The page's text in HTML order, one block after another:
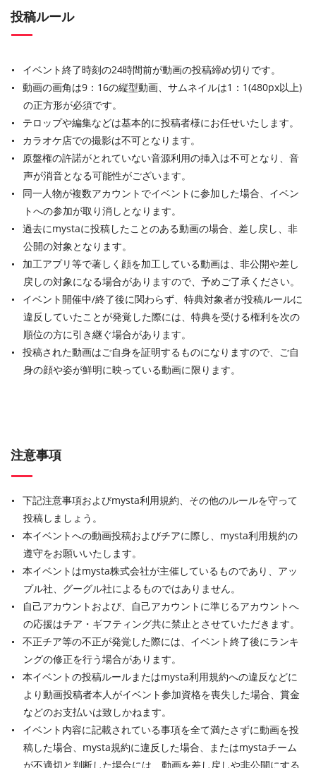
投稿ルール
イベント終了時刻の24時間前が動画の投稿締め切りです。
動画の画角は9：16の縦型動画、サムネイルは1：1(480px以上)
の正方形が必須です。
テロップや編集などは基本的に投稿者様にお任せいたします。
カラオケ店での撮影は不可となります。
原盤権の許諾がとれていない音源利用の挿入は不可となり、音
声が消音となる可能性がございます。
同一人物が複数アカウントでイベントに参加した場合、イベン
トへの参加が取り消しとなります。
過去にmystaに投稿したことのある動画の場合、差し戻し、非
公開の対象となります。
加工アプリ等で著しく顔を加工している動画は、非公開や差し
戻しの対象になる場合がありますので、予めご了承ください。
イベント開催中/終了後に関わらず、特典対象者が投稿ルールに
違反していたことが発覚した際には、特典を受ける権利を次の
順位の方に引き継ぐ場合があります。
投稿された動画はご自身を証明するものになりますので、ご自
身の顔や姿が鮮明に映っている動画に限ります。
注意事項
下記注意事項およびmysta利用規約、その他のルールを守って
投稿しましょう。
本イベントへの動画投稿およびチアに際し、mysta利用規約の
遵守をお願いいたします。
本イベントはmysta株式会社が主催しているものであり、アッ
プル社、グーグル社によるものではありません。
自己アカウントおよび、自己アカウントに準じるアカウントへ
の応援はチア・ギフティング共に禁止とさせていただきます。
不正チア等の不正が発覚した際には、イベント終了後にランキ
ングの修正を行う場合があります。
本イベントの投稿ルールまたはmysta利用規約への違反などに
より動画投稿者本人がイベント参加資格を喪失した場合、賞金
などのお支払いは致しかねます。
イベント内容に記載されている事項を全て満たさずに動画を投
稿した場合、mysta規約に違反した場合、またはmystaチーム
が不適切と判断した場合には、動画を差し戻しや非公開にする